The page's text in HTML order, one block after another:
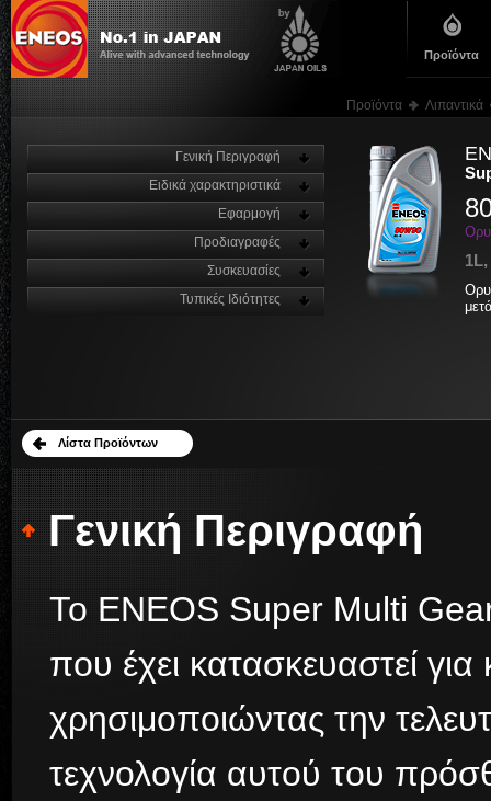
Προϊόντα
Προϊόντα Λιπαντικά
Γενική Περιγραφή
Ειδικά χαρακτηριστικά
Εφαρμογή
Προδιαγραφές
Συσκευασίες
Τυπικές Ιδιότητες
Λίστα Προϊόντων
Γενική Περιγραφή
Το ENEOS Super Multi Gear
που έχει κατασκευαστεί
χρησιμοποιώντας την
τεχνολογία αυτού του